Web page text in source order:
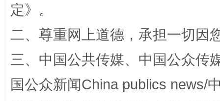
站台名比不上好声名
定》。
二、尊重网上道德，承担一切因
三、中国公共传媒、中国公众传
国公众新闻China publics news/